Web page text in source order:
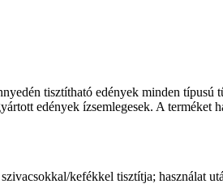
tisztítható edények minden típusú
edények ízsemlegesek. A terméket
kefékkel tisztítja; használat